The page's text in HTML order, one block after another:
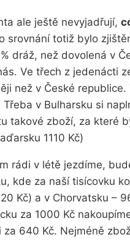
ale ještě nevyjadřují,
srovnání totiž bylo
dráž, než dovolená v
Ve třech z jedenácti
než v České
v Bulharsku si
takové zboží, za které
1110 Kč)
rádi v létě jezdíme,
kde za naší tisícovku
Kč) a v Chorvatsku –
za 1000 Kč
za 640 Kč. Nejméně